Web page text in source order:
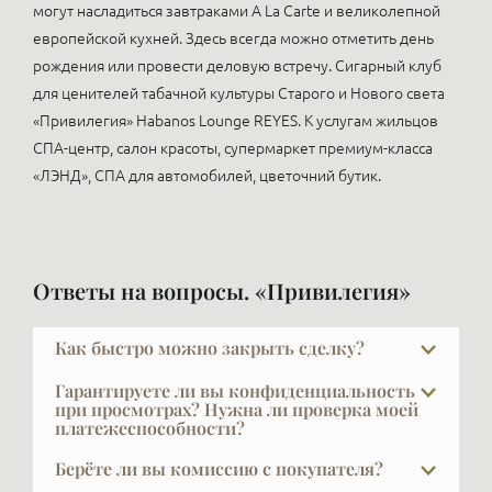
могут насладиться завтраками A La Carte и великолепной
европейской кухней. Здесь всегда можно отметить день
рождения или провести деловую встречу. Сигарный клуб
для ценителей табачной культуры Старого и Нового света
«Привилегия» Habanos Lounge REYES. К услугам жильцов
СПА-центр, салон красоты, супермаркет премиум-класса
«ЛЭНД», СПА для автомобилей, цветочний бутик.
Ответы на вопросы. «Привилегия»
Как быстро можно закрыть сделку?
Обычный срок сделки — около трёх недель.
Примерно неделю ведётся согласование
предварительного договора и внесение
рекламу и начать готовить сделку. Ещё неделя
Гарантируете ли вы конфиденциальность
при просмотрах? Нужна ли проверка моей
платежеспособности?
VIPFLAT 20 лет работает с VIP-клиентами. Они часто
закрыты и не публичны — мы понимаем, что такое
Берёте ли вы комиссию с покупателя?